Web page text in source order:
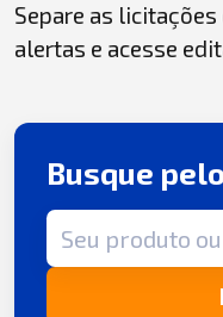
Separe as
alertas e acesse
Busque
Termo de busca